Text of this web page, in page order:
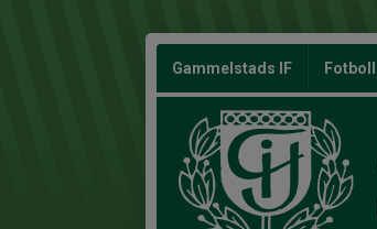
Gammelstads IF Fotboll